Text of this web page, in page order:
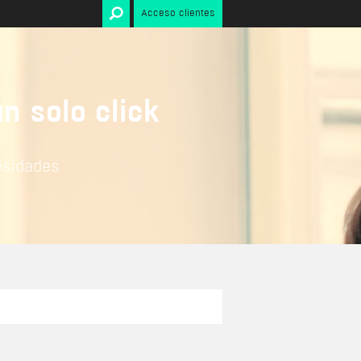
alta
Contrato de uso Aplicación
Móvil
Acceso clientes
solo click